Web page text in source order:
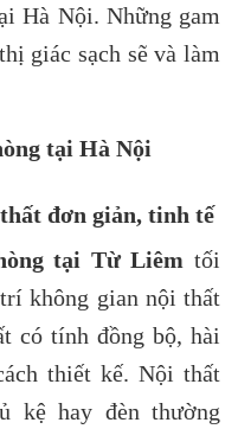
Hà Nội. Những gam
giác sạch sẽ và làm
tại Hà Nội
đơn giản, tinh tế
tại Từ Liêmtối
không gian nội thất
có tính đồng bộ, hài
thiết kế. Nội thất
kệ hay đèn thường